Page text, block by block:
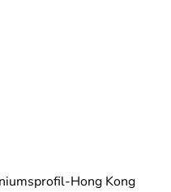
Hong Kong